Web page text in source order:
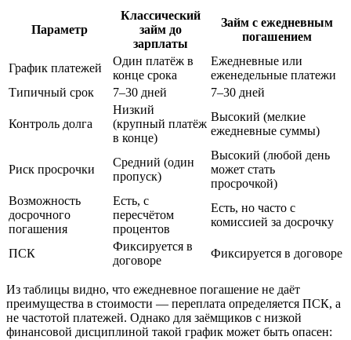
Параметр
Классический
займ до
зарплаты
Займ с ежедневным
погашением
График платежей
Один платёж в
конце срока
Ежедневные или
еженедельные платежи
Типичный срок
7–30 дней 7–30 дней
Контроль долга
Низкий
(крупный платёж
в конце)
Высокий (мелкие
ежедневные суммы)
Риск просрочки
Средний (один
пропуск)
Высокий (любой день
может стать
просрочкой)
Возможность
досрочного
погашения
Есть, с
пересчётом
процентов
Есть, но часто с
комиссией за досрочку
ПСК
Фиксируется в
договоре
Фиксируется в договоре
Из таблицы видно, что ежедневное погашение не даёт
преимущества в стоимости — переплата определяется ПСК, а
не частотой платежей. Однако для заёмщиков с низкой
финансовой дисциплиной такой график может быть опасен: